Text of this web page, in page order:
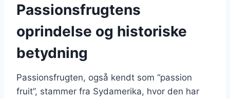
Passionsfrugtens
oprindelse og historiske
betydning
Passionsfrugten, også kendt som “passion
fruit”, stammer fra Sydamerika, hvor den har